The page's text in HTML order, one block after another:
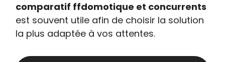
comparatif ffdomotique et concurrents
est souvent utile afin de choisir la solution
la plus adaptée à vos attentes.